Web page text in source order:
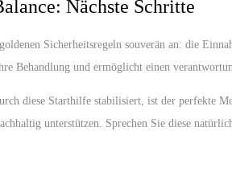
Nächste Schritte
Sicherheitsregeln souverän an: die
Behandlung und ermöglicht einen
diese Starthilfe stabilisiert, ist der perfekte
unterstützen. Sprechen Sie diese